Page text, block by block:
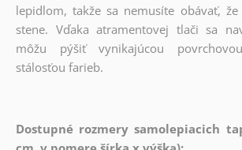
lepidlom, takže sa nemusíte obávať,
stene. Vďaka atramentovej tlači sa
môžu pýšiť vynikajúcou
stálosťou farieb.
Dostupné rozmery samolepiacich